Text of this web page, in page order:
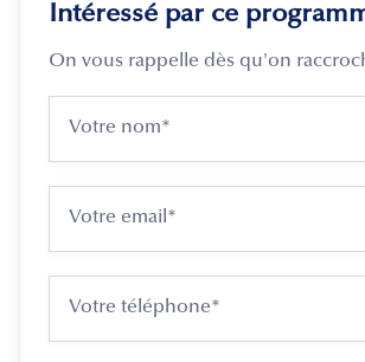
Intéressé par ce
On vous rappelle dès qu'on